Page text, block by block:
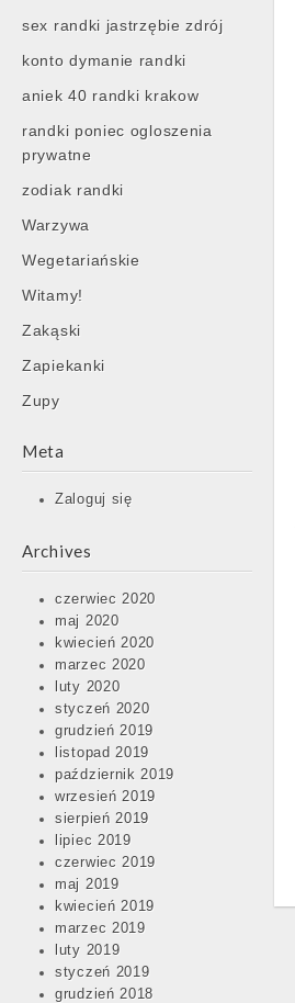
sex randki jastrzębie zdrój
konto dymanie randki
aniek 40 randki krakow
randki poniec ogloszenia
prywatne
zodiak randki
Warzywa
Wegetariańskie
Witamy!
Zakąski
Zapiekanki
Zupy
Meta
Zaloguj się
Archives
czerwiec 2020
maj 2020
kwiecień 2020
marzec 2020
luty 2020
styczeń 2020
grudzień 2019
listopad 2019
październik 2019
wrzesień 2019
sierpień 2019
lipiec 2019
czerwiec 2019
maj 2019
kwiecień 2019
marzec 2019
luty 2019
styczeń 2019
grudzień 2018